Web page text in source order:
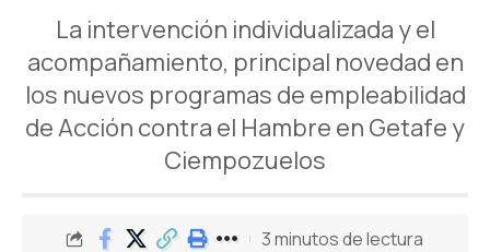
La intervención individualizada y el
acompañamiento, principal novedad en
los nuevos programas de empleabilidad
de Acción contra el Hambre en Getafe y
Ciempozuelos
3 minutos de lectura